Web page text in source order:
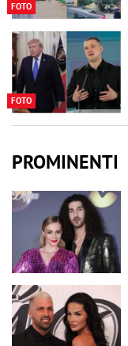
FOTO
FOTO
PROMINENTI